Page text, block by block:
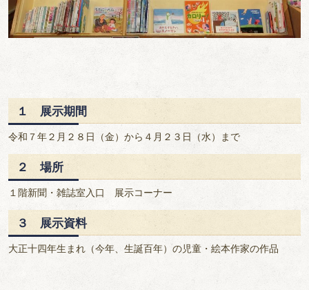
１ 展示期間
令和７年２月２８日（金）から４月２３日（水）まで
２ 場所
１階新聞・雑誌室入口 展示コーナー
３ 展示資料
大正十四年生まれ（今年、生誕百年）の児童・絵本作家の作品